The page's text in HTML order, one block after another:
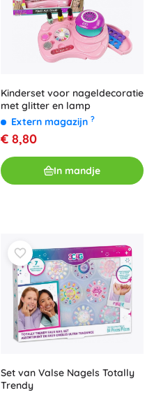
Kinderset voor nageldecoratie
met glitter en lamp
Extern magazijn ?
€ 8,80
In mandje
Set van Valse Nagels Totally
Trendy